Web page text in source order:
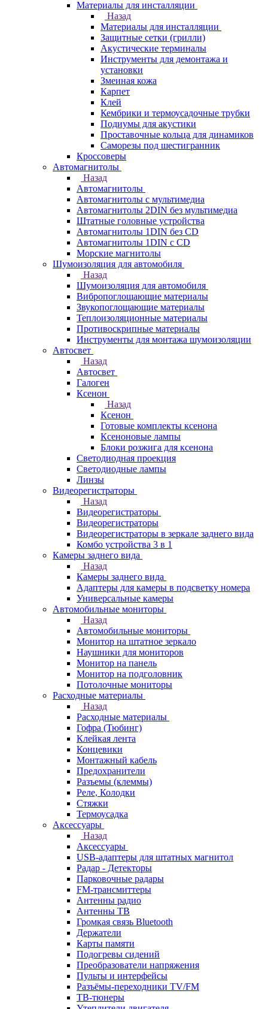
Материалы для инсталляции
Назад
Материалы для инсталляции
Защитные сетки (грилли)
Акустические терминалы
Инструменты для демонтажа и
установки
Змеиная кожа
Карпет
Клей
Кембрики и термоусадочные трубки
Подиумы для акустики
Проставочные кольца для динамиков
Саморезы под шестигранник
Кроссоверы
Автомагнитолы
Назад
Автомагнитолы
Автомагнитолы с мультимедиа
Автомагнитолы 2DIN без мультимедиа
Штатные головные устройства
Автомагнитолы 1DIN без CD
Автомагнитолы 1DIN с CD
Морские магнитолы
Шумоизоляция для автомобиля
Назад
Шумоизоляция для автомобиля
Вибропоглощающие материалы
Звукопоглощающие материалы
Теплоизоляционные материалы
Противоскрипные материалы
Инструменты для монтажа шумоизоляции
Автосвет
Назад
Автосвет
Галоген
Ксенон
Назад
Ксенон
Готовые комплекты ксенона
Ксеноновые лампы
Блоки розжига для ксенона
Светодиодная проекция
Светодиодные лампы
Линзы
Видеорегистраторы
Назад
Видеорегистраторы
Видеорегистраторы
Видеорегистраторы в зеркале заднего вида
Комбо устройства 3 в 1
Камеры заднего вида
Назад
Камеры заднего вида
Адаптеры для камеры в подсветку номера
Универсальные камеры
Автомобильные мониторы
Назад
Автомобильные мониторы
Монитор на штатное зеркало
Наушники для мониторов
Монитор на панель
Монитор на подголовник
Потолочные мониторы
Расходные материалы
Назад
Расходные материалы
Гофра (Тюбинг)
Клейкая лента
Концевики
Монтажный кабель
Предохранители
Разъемы (клеммы)
Реле, Колодки
Стяжки
Термоусадка
Аксессуары
Назад
Аксессуары
USB-адаптеры для штатных магнитол
Радар - Детекторы
Парковочные радары
FM-трансмиттеры
Антенны радио
Антенны ТВ
Громкая связь Bluetooth
Держатели
Карты памяти
Подогревы сидений
Преобразователи напряжения
Пульты и интерфейсы
Разъёмы-переходники TV/FM
ТВ-тюнеры